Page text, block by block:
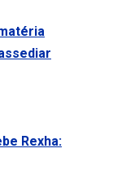
Rexha: